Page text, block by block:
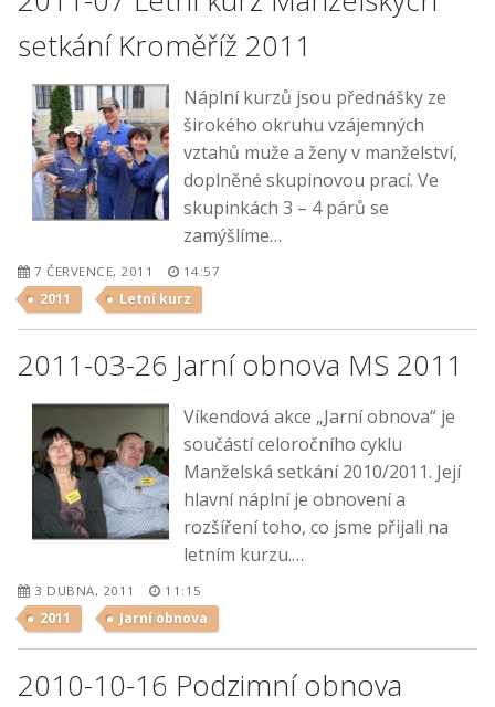
setkání Kroměříž 2011
Náplní kurzů jsou přednášky ze
širokého okruhu vzájemných
vztahů muže a ženy v manželství,
doplněné skupinovou prací. Ve
skupinkách 3 – 4 párů se
zamýšlíme…
7 ČERVENCE, 2011 14:57
2011 Letní kurz
2011-03-26 Jarní obnova MS 2011
Víkendová akce „Jarní obnova“ je
součástí celoročního cyklu
Manželská setkání 2010/2011. Její
hlavní náplní je obnovení a
rozšíření toho, co jsme přijali na
letním kurzu.…
3 DUBNA, 2011 11:15
2011 Jarní obnova
2010-10-16 Podzimní obnova